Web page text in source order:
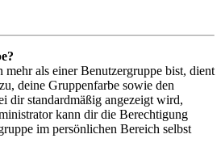
als einer Benutzergruppe bist, dient
deine Gruppenfarbe sowie den
dir standardmäßig angezeigt wird,
kann dir die Berechtigung
im persönlichen Bereich selbst